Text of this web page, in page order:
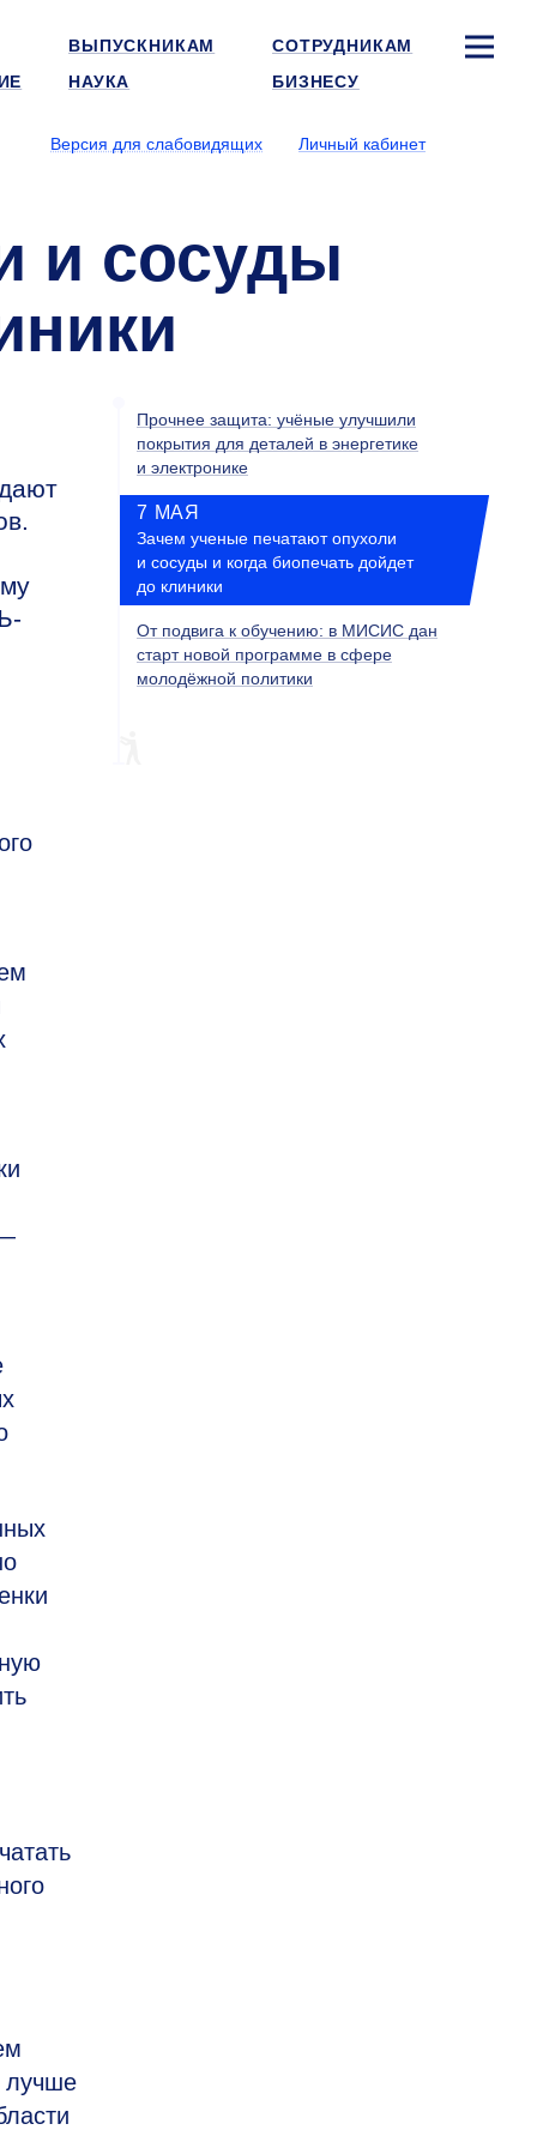
ВЫПУСКНИКАМ
СОТРУДНИКАМ
НАУКА БИЗНЕСУ
Версия для слабовидящих
Личный кабинет
и сосуды
лучше
Прочнее защита: учёные улучшили
покрытия для деталей в энергетике
и электронике
7 МАЯ
Зачем ученые печатают опухоли
и сосуды и когда биопечать дойдет
до клиники
От подвига к обучению: в МИСИС дан
старт новой программе в сфере
молодёжной политики